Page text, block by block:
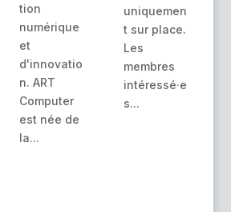
tion
numérique
et
d'innovatio
n. ART
Computer
est née de
la...
uniquemen
t sur place.
Les
membres
intéressé·e
s...